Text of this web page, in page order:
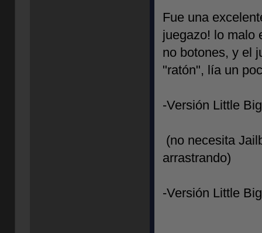
Fue una
juegazo! lo malo
no botones, y el
"ratón", lía un
-Versión Little
(no necesita
arrastrando)
-Versión Little